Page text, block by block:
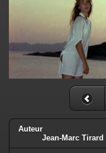
Auteur
Jean-Marc Tirard